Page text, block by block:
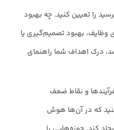
را تعیین کنید. چه بهبود
وظایف، بهبود تصمیم‌گیری یا
درک اهداف شما راهنمای
و نقاط ضعف
که در آن‌ها هوش